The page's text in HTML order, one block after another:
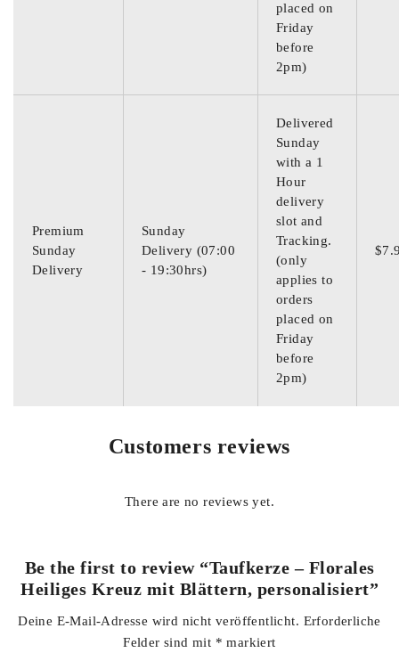
placed on
Friday
before
2pm)
Premium
Sunday
Delivery
Sunday
Delivery (07:00
- 19:30hrs)
Delivered
Sunday
with a 1
Hour
delivery
slot and
Tracking.
(only
applies to
orders
placed on
Friday
before
2pm)
Customers reviews
There are no reviews yet.
Be the first to review “Taufkerze – Florales
Heiliges Kreuz mit Blättern, personalisiert”
Deine E-Mail-Adresse wird nicht veröffentlicht. Erforderliche
Felder sind mit * markiert